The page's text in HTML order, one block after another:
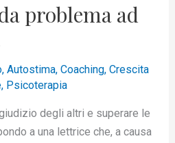
problema ad
, Autostima, Coaching, Crescita
, Psicoterapia
degli altri e superare le
a una lettrice che, a causa